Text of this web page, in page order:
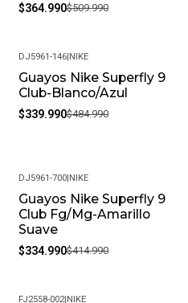
$364.990$509.990
-30%
DJ5961-146|NIKE
Guayos Nike Superfly 9
Club-Blanco/Azul
$339.990$484.990
-19%
DJ5961-700|NIKE
Guayos Nike Superfly 9
Club Fg/Mg-Amarillo
Suave
$334.990$414.990
FJ2558-002|NIKE